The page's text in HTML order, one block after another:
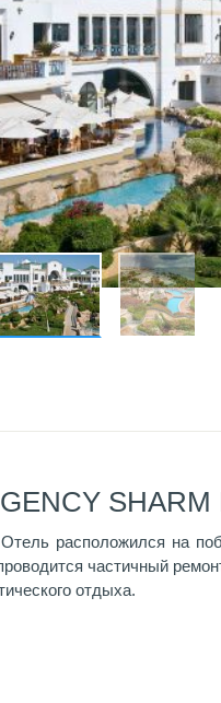
SHARM
расположился на
частичный
отдыха.